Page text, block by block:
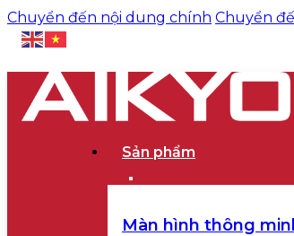
Chuyển đến nội dung chính Chuyển
Sản phẩm
Màn hình thông